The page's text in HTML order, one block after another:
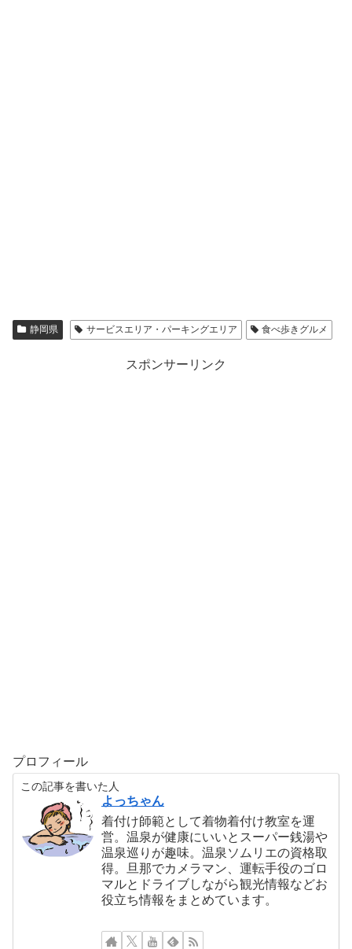
静岡県 サービスエリア・パーキングエリア 食べ歩きグルメ
スポンサーリンク
プロフィール
この記事を書いた人
よっちゃん
着付け師範として着物着付け教室を運
営。温泉が健康にいいとスーパー銭湯や
温泉巡りが趣味。温泉ソムリエの資格取
得。旦那でカメラマン、運転手役のゴロ
マルとドライブしながら観光情報などお
役立ち情報をまとめています。